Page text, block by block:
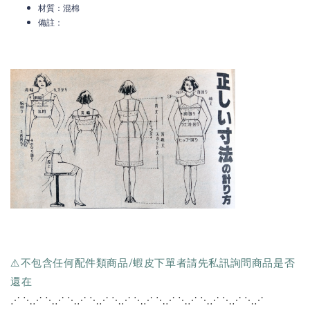
材質：混棉
備註：
⚠️不包含任何配件類商品/蝦皮下單者請先私訊詢問商品是否
還在
⋰ ⋱⋰ ⋱⋰ ⋱⋰ ⋱⋰ ⋱⋰ ⋱⋰ ⋱⋰ ⋱ ⋰ ⋱⋰ ⋱⋰ ⋱⋰